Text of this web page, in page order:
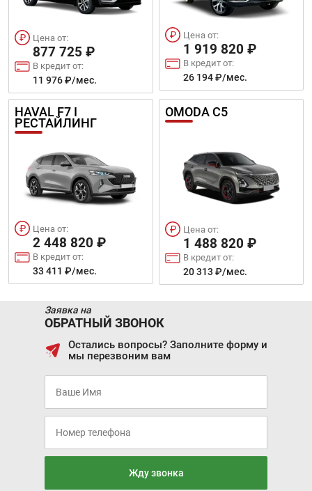
Цена от:
877 725 ₽
В кредит от:
11 976 ₽/мес.
Цена от:
1 919 820 ₽
В кредит от:
26 194 ₽/мес.
HAVAL F7 I
РЕСТАЙЛИНГ
Цена от:
2 448 820 ₽
В кредит от:
33 411 ₽/мес.
OMODA C5
Цена от:
1 488 820 ₽
В кредит от:
20 313 ₽/мес.
Заявка на
ОБРАТНЫЙ ЗВОНОК
Остались вопросы? Заполните форму и
мы перезвоним вам
Жду звонка